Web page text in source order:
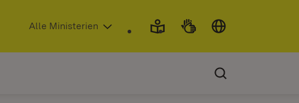
(Öffnet in neuem Fenster)
Alle Ministerien